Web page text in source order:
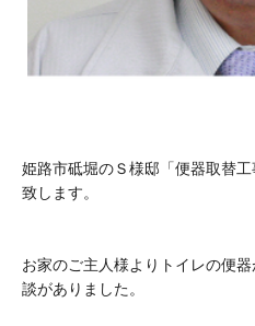
姫路市砥堀のＳ様邸「便器取替
致します。
お家のご主人様よりトイレの便
談がありました。